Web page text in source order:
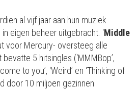
al vijf jaar aan hun muziek
eigen beheer uitgebracht. ‘Middle
voor Mercury- oversteeg alle
5 hitsingles (‘MMMBop’,
to you’, ‘Weird’ en ‘Thinking of
door 10 miljoen gezinnen